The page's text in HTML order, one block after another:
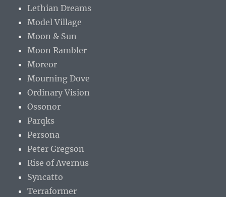
Lethian Dreams
Model Village
Moon & Sun
Moon Rambler
Moreor
Mourning Dove
Ordinary Vision
Ossonor
Parqks
Persona
Peter Gregson
Rise of Avernus
Syncatto
Terraformer